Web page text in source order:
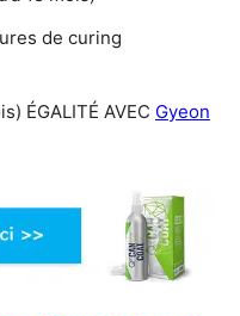
de curing
ÉGALITÉ AVEC Gyeon